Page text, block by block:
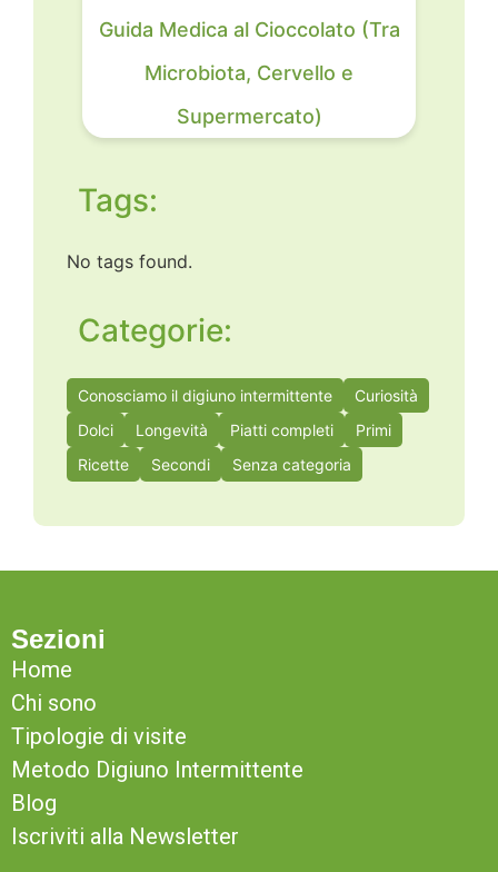
Guida Medica al Cioccolato (Tra
Microbiota, Cervello e
Supermercato)
Tags:
No tags found.
Categorie:
Conosciamo il digiuno intermittente
Curiosità
Dolci
Longevità Piatti completi
Primi
Ricette
Secondi Senza categoria
Sezioni
Home
Chi sono
Tipologie di visite
Metodo Digiuno Intermittente
Blog
Iscriviti alla Newsletter